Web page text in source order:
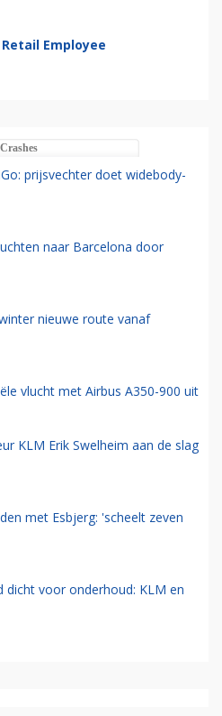
Retail Employee
Crashes
prijsvechter doet widebody-
naar Barcelona door
nieuwe route vanaf
vlucht met Airbus A350-900 uit
KLM Erik Swelheim aan de slag
met Esbjerg: 'scheelt zeven
dicht voor onderhoud: KLM en